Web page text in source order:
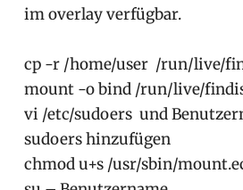
im overlay verfügbar.
cp -r /home/user /run/live/
mount -o bind /run/live/
vi /etc/sudoers und
sudoers hinzufügen
chmod u+s /usr/sbin/